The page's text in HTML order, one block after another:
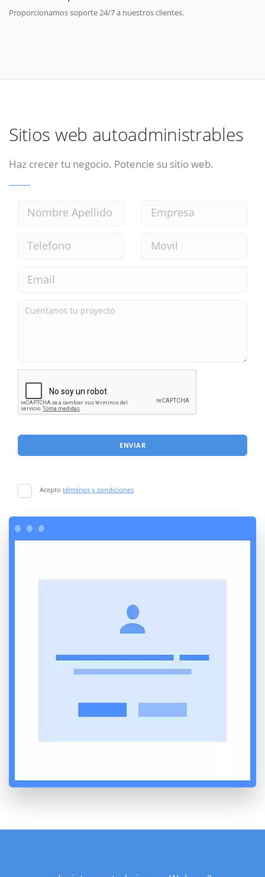
Proporcionamos soporte 24/7 a nuestros clientes.
Sitios web autoadministrables
Haz crecer tu negocio. Potencie su sitio web.
ENVIAR
Acepto términos y condiciones